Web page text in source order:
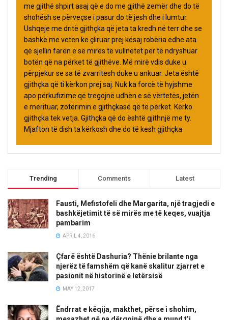
me gjithë shpirt asaj që e do me gjithë zemër dhe do të
shohësh se përveçse i pasur do të jesh dhe i lumtur.
Ushqeje me dritë gjithçka që jeta ta kredh në terr dhe se
bashkë me veten ke çliruar prej kësaj robëria edhe ata
që sjellin farën e së mirës të vullnetet për të ndryshuar
botën që na përket të gjithëve. Më mirë vdis duke u
përpjekur se sa të zvarritesh duke u ankuar. Jeta është
gjithçka që ti kërkon prej saj. Nuk ka forcë të hyjshme
apo përkufizime që tregojnë udhën e së vërtetës, jetën
e merituar, zotërimin e gjithçkasë që të përket. Kërko
gjithçka tek vetja. Gjithçka që do është gjithnjë me ty.
Mjafton të dish ta kërkosh dhe do të kesh gjithçka.
Trending Comments Latest
Fausti, Mefistofeli dhe Margarita, një tragjedi e
bashkëjetimit të së mirës me të keqes, vuajtja
pambarim
APRIL 4, 2016
Çfarë është Dashuria? Thënie brilante nga
njerëz të famshëm që kanë skalitur zjarret e
pasionit në historinë e letërsisë
MAY 12, 2017
Ëndrrat e këqija, makthet, përse i shohim,